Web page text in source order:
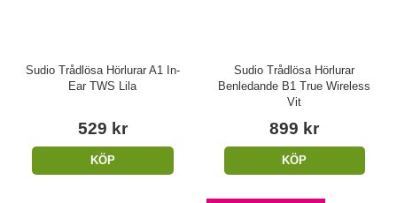
Sudio Trådlösa Hörlurar A1 In-
Ear TWS Lila
529 kr
KÖP
Sudio Trådlösa Hörlurar
Benledande B1 True Wireless
Vit
899 kr
KÖP